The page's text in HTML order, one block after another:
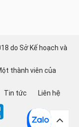
do Sở Kế hoạch và
thành viên của
Tin tức Liên hệ